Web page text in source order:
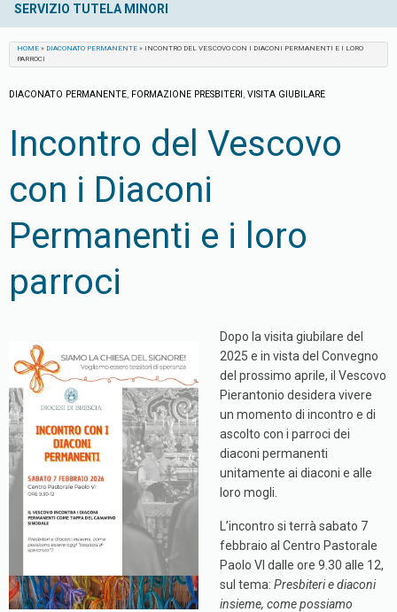
SERVIZIO TUTELA MINORI
HOME » DIACONATO PERMANENTE » INCONTRO DEL VESCOVO CON I DIACONI PERMANENTI E I LORO
PARROCI
DIACONATO PERMANENTE, FORMAZIONE PRESBITERI, VISITA GIUBILARE
Incontro del Vescovo
con i Diaconi
Permanenti e i loro
parroci
Dopo la visita giubilare del
2025 e in vista del Convegno
del prossimo aprile, il Vescovo
Pierantonio desidera vivere
un momento di incontro e di
ascolto con i parroci dei
diaconi permanenti
unitamente ai diaconi e alle
loro mogli.
L’incontro si terrà sabato 7
febbraio al Centro Pastorale
Paolo VI dalle ore 9.30 alle 12,
sul tema: Presbiteri e diaconi
insieme, come possiamo